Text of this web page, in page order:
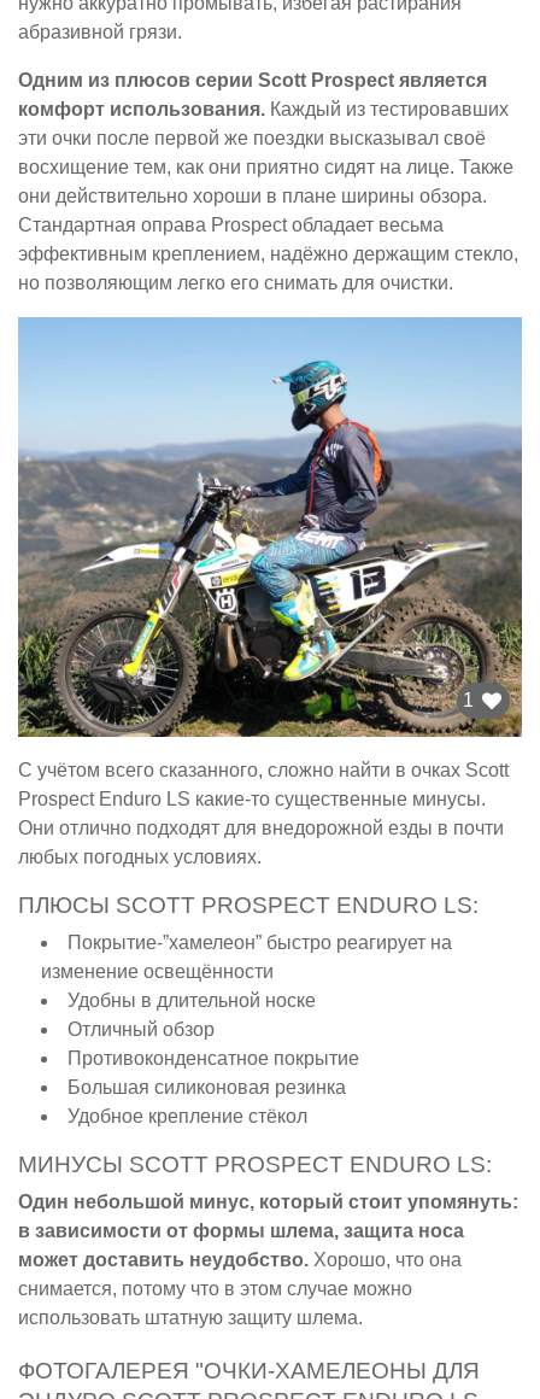
абразивной грязи.
Одним из плюсов серии Scott Prospect является
комфорт использования. Каждый из тестировавших
эти очки после первой же поездки высказывал своё
восхищение тем, как они приятно сидят на лице. Также
они действительно хороши в плане ширины обзора.
Стандартная оправа Prospect обладает весьма
эффективным креплением, надёжно держащим стекло,
но позволяющим легко его снимать для очистки.
1
С учётом всего сказанного, сложно найти в очках Scott
Prospect Enduro LS какие-то существенные минусы.
Они отлично подходят для внедорожной езды в почти
любых погодных условиях.
ПЛЮСЫ SCOTT PROSPECT ENDURO LS:
Покрытие-”хамелеон” быстро реагирует на
изменение освещённости
Удобны в длительной носке
Отличный обзор
Противоконденсатное покрытие
Большая силиконовая резинка
Удобное крепление стёкол
МИНУСЫ SCOTT PROSPECT ENDURO LS:
Один небольшой минус, который стоит упомянуть:
в зависимости от формы шлема, защита носа
может доставить неудобство. Хорошо, что она
снимается, потому что в этом случае можно
использовать штатную защиту шлема.
ФОТОГАЛЕРЕЯ "ОЧКИ-ХАМЕЛЕОНЫ ДЛЯ